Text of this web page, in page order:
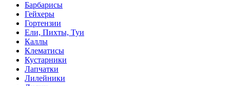
Барбарисы
Гейхеры
Гортензии
Ели, Пихты, Туи
Каллы
Клематисы
Кустарники
Лапчатки
Лилейники